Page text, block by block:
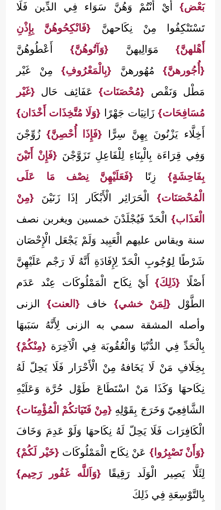
بَعْض} أَيْ أَنْتُمْ وَهُنَّ سَوَاء فِي الدِّين فَلَا
تَسْتَنْكِفُوا مِنْ نِكَاحهنَّ {فَانْكِحُوهُنَّ بِإِذْنِ
أَهْلهنَّ} مَوَالِيهنَّ {وَآتُوهُنَّ} أَعْطُوهُنَّ
{أُجُورهنَّ} مُهُورهنَّ {بِالْمَعْرُوفِ} مِنْ غَيْر
مَطْل وَنَقْص {مُحْصَنَات}عَفَائِف حَال {غَيْر
مُسَافِحَات} زَانِيَات جَهْرًا {وَلَا مُتَّخِذَات أَخْدَان}
أَخِلَّاء يَزْنُونَ بِهِنَّ سِرًّا {فَإِذَا أُحْصِنَّ} زُوِّجْنَ
وَفِي قِرَاءَة بِالْبِنَاءِ لِلْفَاعِلِ تَزَوَّجْنَ {فَإِنْ أَتَيْنَ
بِفَاحِشَةٍ}زِنًا {فَعَلَيْهِنَّ نِصْف مَا عَلَى
الْمُحْصَنَات} الْحَرَائِر الْأَبْكَار إذَا زَنَيْنَ {مِنْ
الْعَذَاب} الْحَدّ فَيُجْلَدْنَ خمسين ويغربن نصف
سنة ويقاس عليهم الْعَبِيد وَلَمْ يَجْعَل الْإِحْصَان
شَرْطًا لِوُجُوبِ الْحَدّ لِإِفَادَةِ أَنَّهُ لَا رَجْم عَلَيْهِنَّ
أَصْلًا {ذَلِكَ}أَيْ نِكَاح الْمَمْلُوكَات عِنْد عَدَم
الطَّوْل {لِمَنْ خشي} خاف {العنت} الزنى
وأصله المشقة سمي به الزنى لِأَنَّهُ سَبَبهَا
بِالْحَدِّ فِي الدُّنْيَا وَالْعُقُوبَة فِي الْآخِرَة {مِنْكُمْ}
بِخِلَافِ مَنْ لَا يَخَافهُ مِنْ الْأَحْرَار فَلَا يَحِلّ لَهُ
نِكَاحهَا وَكَذَا مَنْ اسْتَطَاعَ طَوْل حُرَّة وَعَلَيْهِ
الشَّافِعِيّ وَخَرَجَ بِقَوْلِهِ {مِنْ فَتَيَاتكُمْ الْمُؤْمِنَات}
الْكَافِرَات فَلَا يَحِلّ لَهُ نِكَاحهَا وَلَوْ عَدِمَ وَخَافَ
{وَأَنْ تَصْبِرُوا} عَنْ نِكَاح الْمَمْلُوكَات {خَيْر لَكُمْ}
لِئَلَّا يَصِير الْوَلَد رَقِيقًا {وَاَللَّه غَفُور رَحِيم}
بِالتَّوْسِعَةِ فِي ذَلِكَ